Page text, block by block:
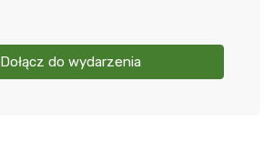
Dołącz do wydarzenia